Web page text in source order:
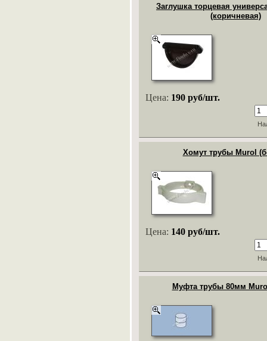
Заглушка торцевая
(коричневая)
Цена: 190 руб/шт.
Хомут трубы Murol
Цена: 140 руб/шт.
Муфта трубы 80мм